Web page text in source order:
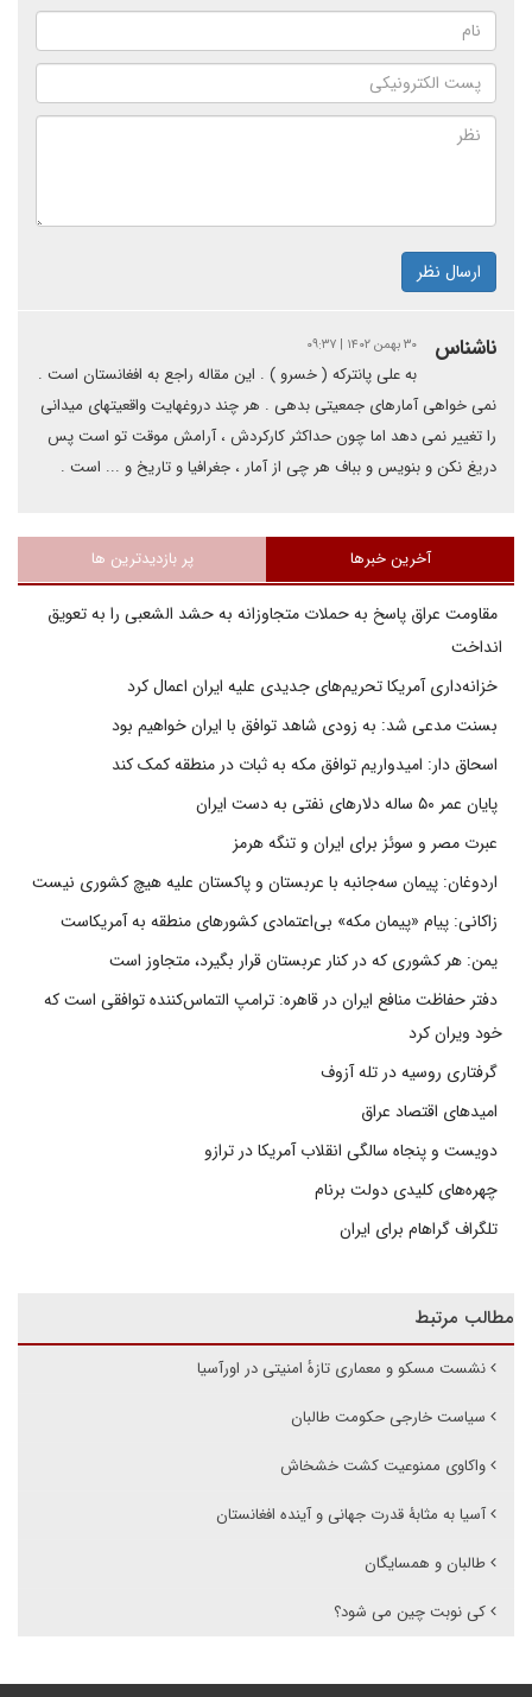
ارسال نظر
ناشناس ۳۰ بهمن ۱۴۰۲ | ۰۹:۳۷
به علی پانترکه ( خسرو ) . این مقاله راجع به افغانستان است .
نمی خواهی آمارهای جمعیتی بدهی . هر چند دروغهایت واقعیتهای میدانی
را تغییر نمی دهد اما چون حداکثر کارکردش ، آرامش موقت تو است پس
دریغ نکن و بنویس و بباف هر چی از آمار ، جغرافیا و تاریخ و ... است .
آخرین خبرها پر بازدیدترین ها
مقاومت عراق پاسخ به حملات متجاوزانه به حشد الشعبی را به تعویق
انداخت
خزانه‌داری آمریکا تحریم‌های جدیدی علیه ایران اعمال کرد
بسنت مدعی شد: به زودی شاهد توافق با ایران خواهیم بود
اسحاق دار: امیدواریم توافق مکه به ثبات در منطقه کمک کند
پایان عمر ۵۰ ساله دلارهای نفتی به دست ایران
عبرت مصر و سوئز برای ایران و تنگه هرمز
اردوغان: پیمان سه‌جانبه با عربستان و پاکستان علیه هیچ کشوری نیست
زاکانی: پیام «پیمان مکه» بی‌اعتمادی کشورهای منطقه به آمریکاست
یمن: هر کشوری که در کنار عربستان قرار بگیرد، متجاوز است
دفتر حفاظت منافع ایران در قاهره: ترامپ التماس‌کننده توافقی است که
خود ویران کرد
گرفتاری روسیه در تله آزوف
امیدهای اقتصاد عراق
دویست و پنجاه سالگی انقلاب آمریکا در ترازو
چهره‌های کلیدی دولت برنام
تلگراف گراهام برای ایران
مطالب مرتبط
نشست مسکو و معماری تازهٔ امنیتی در اورآسیا
سیاست خارجی حکومت طالبان
واکاوی ممنوعیت کشت خشخاش
آسیا به مثابۀ قدرت جهانی و آینده افغانستان
طالبان و همسایگان
کی نوبت چین می شود؟